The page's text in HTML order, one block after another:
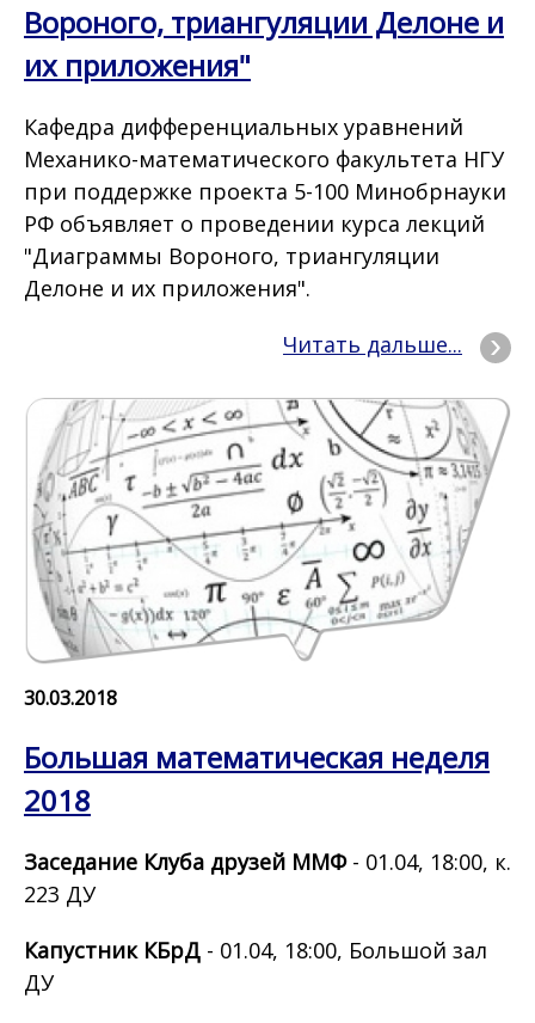
Вороного, триангуляции Делоне и
их приложения"
Кафедра дифференциальных уравнений
Механико-математического факультета НГУ
при поддержке проекта 5-100 Минобрнауки
РФ объявляет о проведении курса лекций
"Диаграммы Вороного, триангуляции
Делоне и их приложения".
Читать дальше...
30.03.2018
Большая математическая неделя
2018
Заседание Клуба друзей ММФ- 01.04, 18:00, к.
223 ДУ
Капустник КБрД - 01.04, 18:00, Большой зал
ДУ